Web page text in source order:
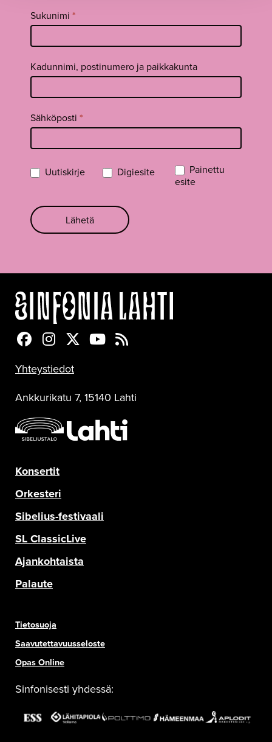
Sukunimi *
Kadunnimi, postinumero ja paikkakunta
Sähköposti *
Uutiskirje Digiesite
Painettu
esite
Lähetä
Sinfonia Lahti Facebookissa
Sinfonia Lahti Instagramissa
Sinfonia Lahti Twitterissä
Sinfonia Lahti YouTubessa
Sinfonia Lahti RSS-feed
Yhteystiedot
Ankkurikatu 7, 15140 Lahti
Konsertit
Orkesteri
Sibelius-festivaali
SL ClassicLive
Ajankohtaista
Palaute
Tietosuoja
Saavutettavuusseloste
Opas Online
Sinfonisesti yhdessä: